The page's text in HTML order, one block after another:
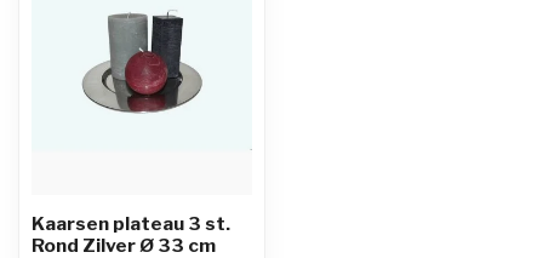
Kaarsen plateau 3 st.
Rond Zilver Ø 33 cm